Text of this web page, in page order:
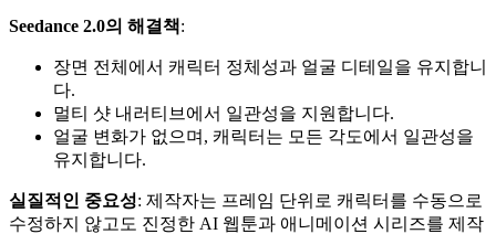
Seedance 2.0의 해결책:
장면 전체에서 캐릭터 정체성과 얼굴 디테일을 유지합니
다.
멀티 샷 내러티브에서 일관성을 지원합니다.
얼굴 변화가 없으며, 캐릭터는 모든 각도에서 일관성을
유지합니다.
실질적인 중요성: 제작자는 프레임 단위로 캐릭터를 수동으로
수정하지 않고도 진정한 AI 웹툰과 애니메이션 시리즈를 제작